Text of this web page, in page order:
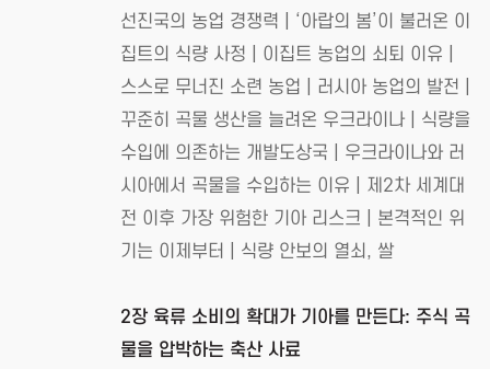
선진국의 농업 경쟁력 | ‘아랍의 봄’이 불러온 이
집트의 식량 사정 | 이집트 농업의 쇠퇴 이유 |
스스로 무너진 소련 농업 | 러시아 농업의 발전 |
꾸준히 곡물 생산을 늘려온 우크라이나 | 식량을
수입에 의존하는 개발도상국 | 우크라이나와 러
시아에서 곡물을 수입하는 이유 | 제2차 세계대
전 이후 가장 위험한 기아 리스크 | 본격적인 위
기는 이제부터 | 식량 안보의 열쇠, 쌀
2장 육류 소비의 확대가 기아를 만든다: 주식 곡
물을 압박하는 축산 사료